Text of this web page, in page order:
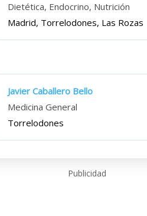
Dietética, Endocrino, Nutrición
Madrid, Torrelodones, Las Rozas
Javier Caballero Bello
Medicina General
Torrelodones
Publicidad